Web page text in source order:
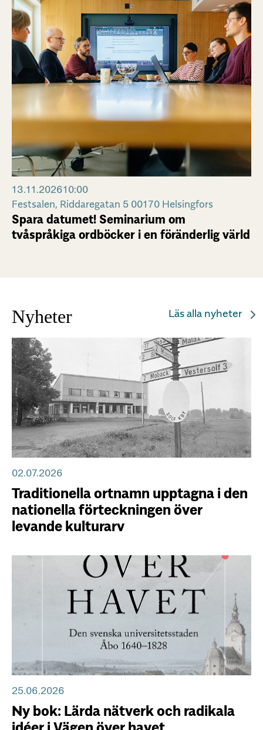
13.11.202610:00
Festsalen, Riddaregatan 5 00170 Helsingfors
Spara datumet! Seminarium om
tvåspråkiga ordböcker i en föränderlig värld
Nyheter Läs alla nyheter
Traditionella ortnamn upptagna i den
nationella förteckningen över
levande kulturarv
02.07.2026
Ny bok: Lärda nätverk och radikala
25.06.2026